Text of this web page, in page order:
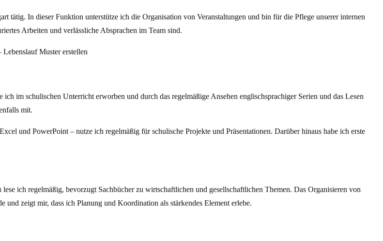
tätig. In dieser Funktion unterstütze ich die Organisation von Veranstaltungen und bin für die Pflege unserer internen
Arbeiten und verlässliche Absprachen im Team sind.
im schulischen Unterricht erworben und durch das regelmäßige Ansehen englischsprachiger Serien und das Lesen
mit.
und PowerPoint – nutze ich regelmäßig für schulische Projekte und Präsentationen. Darüber hinaus habe ich erste
ich regelmäßig, bevorzugt Sachbücher zu wirtschaftlichen und gesellschaftlichen Themen. Das Organisieren von
und zeigt mir, dass ich Planung und Koordination als stärkendes Element erlebe.